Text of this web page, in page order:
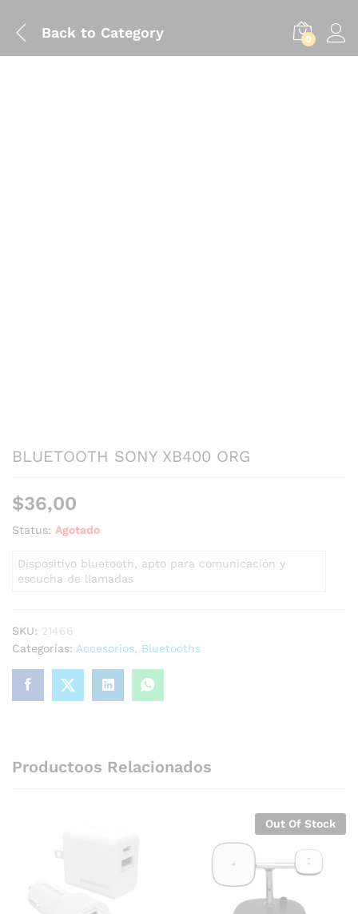
Back to Category 0
BLUETOOTH SONY XB400 ORG
$36,00
Status: Agotado
Dispositivo bluetooth, apto para comunicación y
escucha de llamadas
SKU: 21466
Categorías: Accesorios Bluetooths
Productoos Relacionados
Out Of Stock